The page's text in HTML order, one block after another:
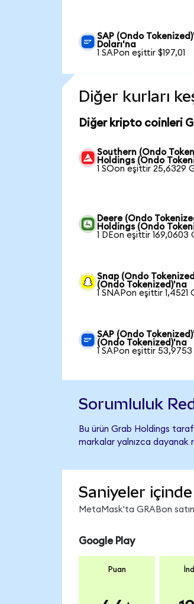
SAP (Ondo
Doları'na
1 SAPon eşittir $197,01
Diğer kurları
Diğer kripto coinleri
Southern (Ondo
Holdings (Ondo
1 SOon eşittir 25,6329
Deere (Ondo
Holdings (Ondo
1 DEon eşittir 169,0603
Snap (Ondo
(Ondo Tokenized)'na
1 SNAPon eşittir 1,4521
SAP (Ondo
(Ondo Tokenized)'na
1 SAPon eşittir 53,9753
Sorumluluk
Bu ürün Grab Holdings
markalar yalnızca dayanak
Saniyeler
MetaMask'ta GRABon
Google Play
Puan